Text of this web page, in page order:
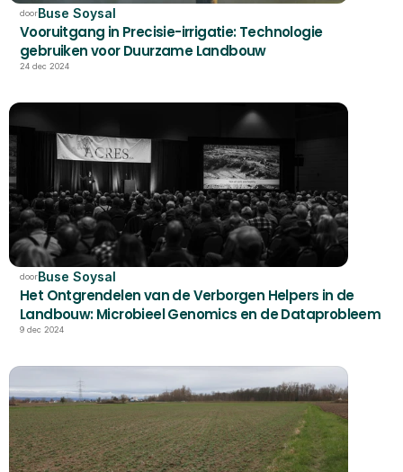
doorBuse Soysal
Vooruitgang in Precisie-irrigatie: Technologie
gebruiken voor Duurzame Landbouw
24 dec 2024
doorBuse Soysal
Het Ontgrendelen van de Verborgen Helpers in de
Landbouw: Microbieel Genomics en de Dataprobleem
9 dec 2024